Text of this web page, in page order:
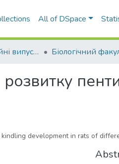
All of DSpace
01. Кваліфікаційні випускні роботи здобувачів вищої освіти Біологічний
development in rats of